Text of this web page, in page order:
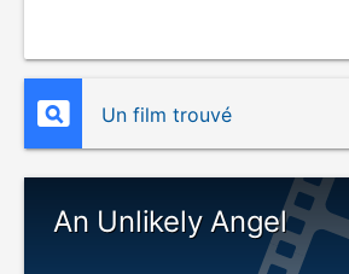
Un film trouvé
An Unlikely Angel